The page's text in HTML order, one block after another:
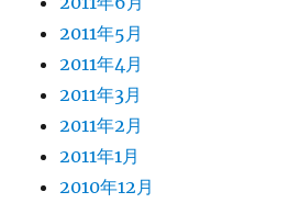
2011年5月
2011年4月
2011年3月
2011年2月
2011年1月
2010年12月